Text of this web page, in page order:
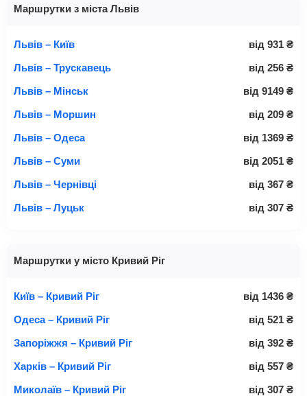
Маршрутки з міста Львів
Львів – Київ від 931 ₴
Львів – Трускавець
від 256 ₴
Львів – Мінськ
від 9149 ₴
Львів – Моршин
від 209 ₴
Львів – Одеса
від 1369 ₴
Львів – Суми
від 2051 ₴
Львів – Чернівці
від 367 ₴
Львів – Луцьк
від 307 ₴
Маршрутки у місто Кривий Ріг
Київ – Кривий Ріг від 1436 ₴
Одеса – Кривий Ріг
від 521 ₴
Запоріжжя – Кривий Ріг
від 392 ₴
Харків – Кривий Ріг
від 557 ₴
Миколаїв – Кривий Ріг
від 307 ₴